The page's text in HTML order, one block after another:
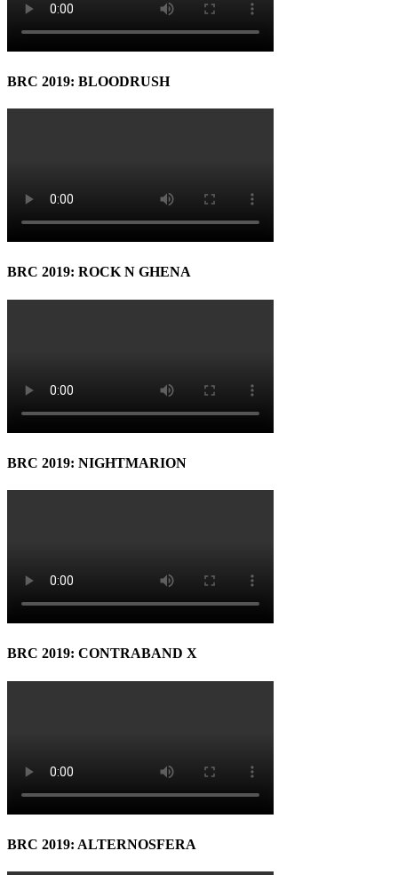
BRC 2019: BLOODRUSH
BRC 2019: ROCK N GHENA
BRC 2019: NIGHTMARION
BRC 2019: CONTRABAND X
BRC 2019: ALTERNOSFERA